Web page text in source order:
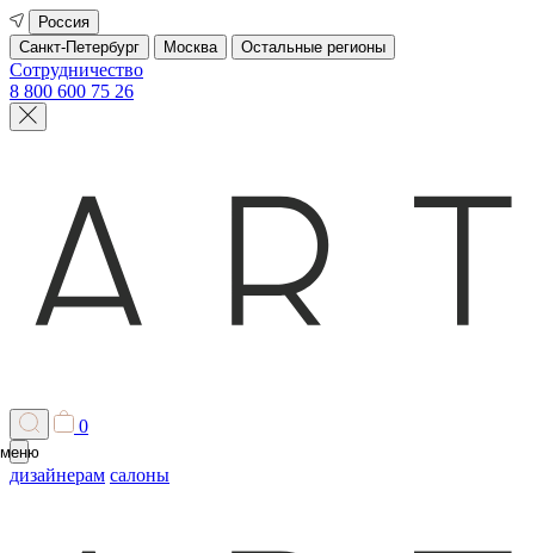
Россия
Санкт-Петербург
Москва Остальные регионы
Сотрудничество
8 800 600 75 26
0
меню
дизайнерам салоны